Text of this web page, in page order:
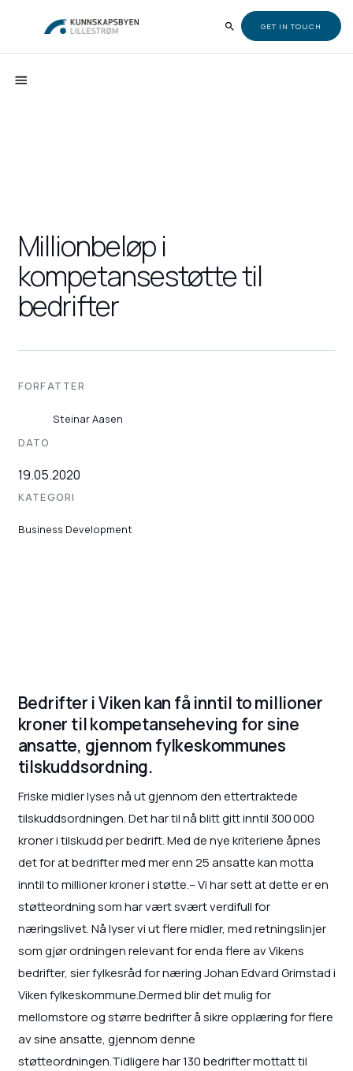
GET IN TOUCH
Millionbeløp i
kompetansestøtte til
bedrifter
FORFATTER
Steinar Aasen
DATO
19.05.2020
KATEGORI
Business Development
Bedrifter i Viken kan få inntil to millioner
kroner til kompetanseheving for sine
ansatte, gjennom fylkeskommunes
tilskuddsordning.
Friske midler lyses nå ut gjennom den ettertraktede
tilskuddsordningen. Det har til nå blitt gitt inntil 300 000
kroner i tilskudd per bedrift. Med de nye kriteriene åpnes
det for at bedrifter med mer enn 25 ansatte kan motta
inntil to millioner kroner i støtte.– Vi har sett at dette er en
støtteordning som har vært svært verdifull for
næringslivet. Nå lyser vi ut flere midler, med retningslinjer
som gjør ordningen relevant for enda flere av Vikens
bedrifter, sier fylkesråd for næring Johan Edvard Grimstad i
Viken fylkeskommune.Dermed blir det mulig for
mellomstore og større bedrifter å sikre opplæring for flere
av sine ansatte, gjennom denne
støtteordningen.Tidligere har 130 bedrifter mottatt til